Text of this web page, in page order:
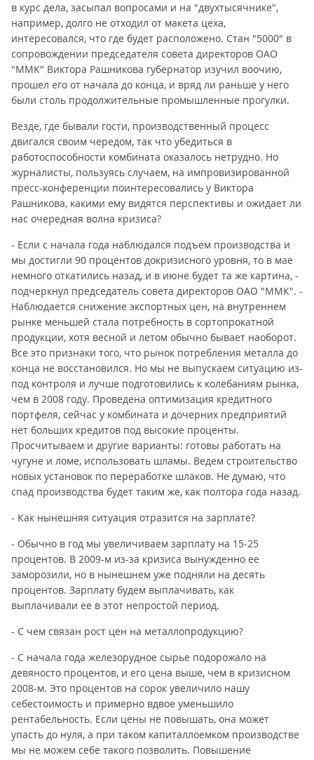
в курс дела, засыпал вопросами и на "двухтысячнике",
например, долго не отходил от макета цеха,
интересовался, что где будет расположено. Стан "5000" в
сопровождении председателя совета директоров ОАО
"ММК" Виктора Рашникова губернатор изучил воочию,
прошел его от начала до конца, и вряд ли раньше у него
были столь продолжительные промышленные прогулки.
Везде, где бывали гости, производственный процесс
двигался своим чередом, так что убедиться в
работоспособности комбината оказалось нетрудно. Но
журналисты, пользуясь случаем, на импровизированной
пресс-конференции поинтересовались у Виктора
Рашникова, какими ему видятся перспективы и ожидает ли
нас очередная волна кризиса?
- Если с начала года наблюдался подъем производства и
мы достигли 90 процентов докризисного уровня, то в мае
немного откатились назад, и в июне будет та же картина, -
подчеркнул председатель совета директоров ОАО "ММК". -
Наблюдается снижение экспортных цен, на внутреннем
рынке меньшей стала потребность в сортопрокатной
продукции, хотя весной и летом обычно бывает наоборот.
Все это признаки того, что рынок потребления металла до
конца не восстановился. Но мы не выпускаем ситуацию из-
под контроля и лучше подготовились к колебаниям рынка,
чем в 2008 году. Проведена оптимизация кредитного
портфеля, сейчас у комбината и дочерних предприятий
нет больших кредитов под высокие проценты.
Просчитываем и другие варианты: готовы работать на
чугуне и ломе, использовать шламы. Ведем строительство
новых установок по переработке шлаков. Не думаю, что
спад производства будет таким же, как полтора года назад.
- Как нынешняя ситуация отразится на зарплате?
- Обычно в год мы увеличиваем зарплату на 15-25
процентов. В 2009-м из-за кризиса вынужденно ее
заморозили, но в нынешнем уже подняли на десять
процентов. Зарплату будем выплачивать, как
выплачивали ее в этот непростой период.
- С чем связан рост цен на металлопродукцию?
- С начала года железорудное сырье подорожало на
девяносто процентов, и его цена выше, чем в кризисном
2008-м. Это процентов на сорок увеличило нашу
себестоимость и примерно вдвое уменьшило
рентабельность. Если цены не повышать, она может
упасть до нуля, а при таком капиталлоемком производстве
мы не можем себе такого позволить. Повышение